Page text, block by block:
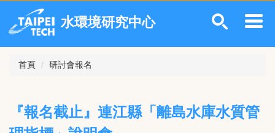
主
要
水環境研究中心
首頁 研討會報名
『報名截止』連江縣「離島水庫水質管